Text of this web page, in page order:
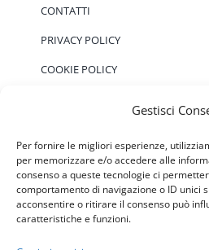
Gestisci
Per fornire le migliori esperienze,
per memorizzare e/o accedere alle
consenso a queste tecnologie ci
comportamento di navigazione o ID unici
acconsentire o ritirare il consenso può
caratteristiche e funzioni.
CONTATTI
PRIVACY POLICY
COOKIE POLICY
EVENTI
Notice
Non ci sono eventi